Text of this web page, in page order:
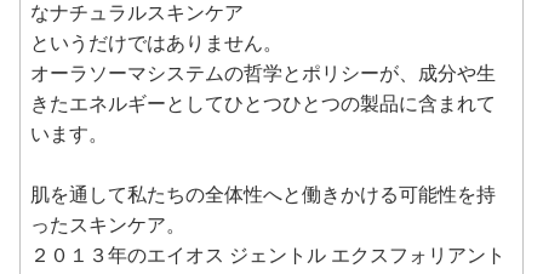
なナチュラルスキンケア
というだけではありません。
オーラソーマシステムの哲学とポリシーが、成分や生
きたエネルギーとしてひとつひとつの製品に含まれて
います。
肌を通して私たちの全体性へと働きかける可能性を持
ったスキンケア。
２０１３年のエイオス ジェントル エクスフォリアント